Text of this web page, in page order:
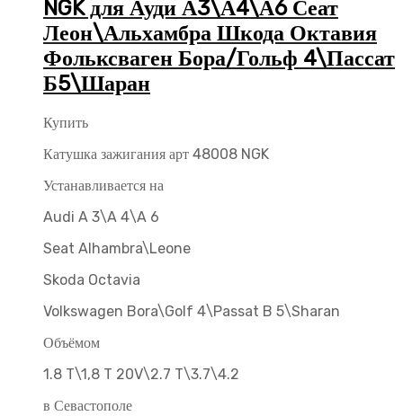
NGK для Ауди А3\А4\А6 Сеат
Леон\Альхамбра Шкода Октавия
Фольксваген Бора/Гольф 4\Пассат
Б5\Шаран
Купить
Катушка зажигания арт 48008 NGK
Устанавливается на
Audi A 3\A 4\A 6
Seat Alhambra\Leone
Skoda Octavia
Volkswagen Bora\Golf 4\Passat B 5\Sharan
Объёмом
1.8 T\1,8 T 20V\2.7 T\3.7\4.2
в Севастополе